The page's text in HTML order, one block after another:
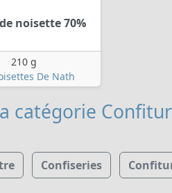
noisette 70%
210 g
De Nath
catégorie
Confiseries